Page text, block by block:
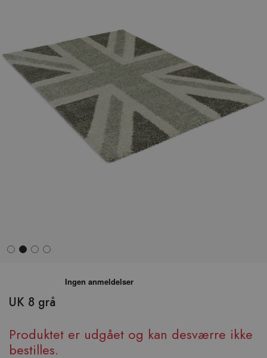
UK 8 grå
Produktet er udgået og kan desværre ikke
bestilles.
begyndelsen
af